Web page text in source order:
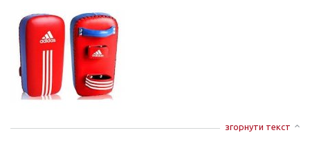
згорнути текст